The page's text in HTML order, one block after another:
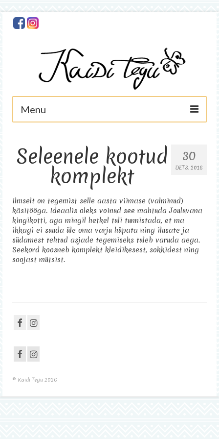
Menu
Minust
Käsitöö
Asjad müügis
Sisustus
Kontakt
30
DETS. 2016
Seleenele kootud
komplekt
Ilmselt on tegemist selle aasta viimase (valminud)
käsitööga. Ideaalis oleks võinud see mahtuda Jõuluvana
kingikotti, aga mingil hetkel tuli tunnistada, et ma
ikkagi ei suuda üle oma varju hüpata ning ilusate ja
südamest tehtud asjade tegemiseks tuleb varuda aega.
Seekord koosneb komplekt kleidikesest, sokkidest ning
soojast mütsist.
© Kaidi Tegu 2026